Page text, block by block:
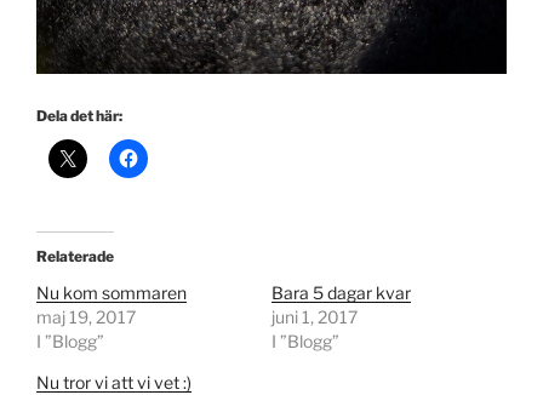
Dela det här:
Relaterade
Nu kom sommaren
maj 19, 2017
I ”Blogg”
Bara 5 dagar kvar
juni 1, 2017
I ”Blogg”
Nu tror vi att vi vet :)